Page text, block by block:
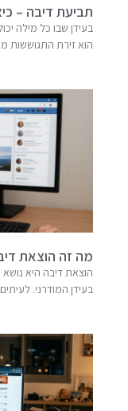
תביעת דיבה –
בעידן שבו כל מילה
הוא זירת התגוששות
מה זה הוצאת
הוצאת דיבה היא
בעידן המודרני.